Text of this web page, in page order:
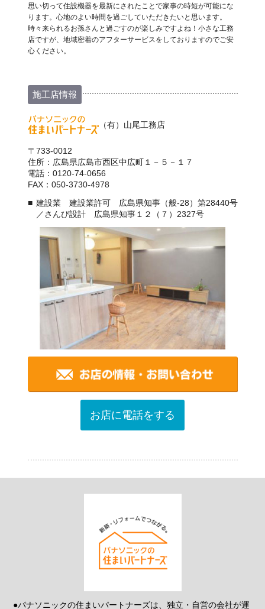
思い切って住設機器を最新にされたことで家事の時短が可能にな
ります。心地のよい時間を過ごしていただきたいと思います。
時々来られるお孫さんと過ごすのが楽しみですよね！小さな工務
店ですが、地域密着のアフターサービスをしておりますのでご安
心ください。
施工店情報
（有）山尾工務店
〒733-0012
住所：広島県広島市西区中広町１－５－１７
電話：0120-74-0656
FAX：050-3730-4978
建設業 建設業許可 広島県知事（般-28）第28440号
／さんび設計 広島県知事１２（７）2327号
お店に電話をする
●パナソニックの住まいパートナーズは、独立・自営の会社が運